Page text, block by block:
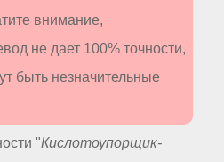
внимание,
не дает 100% точности,
быть незначительные
"Кислотоупорщик-